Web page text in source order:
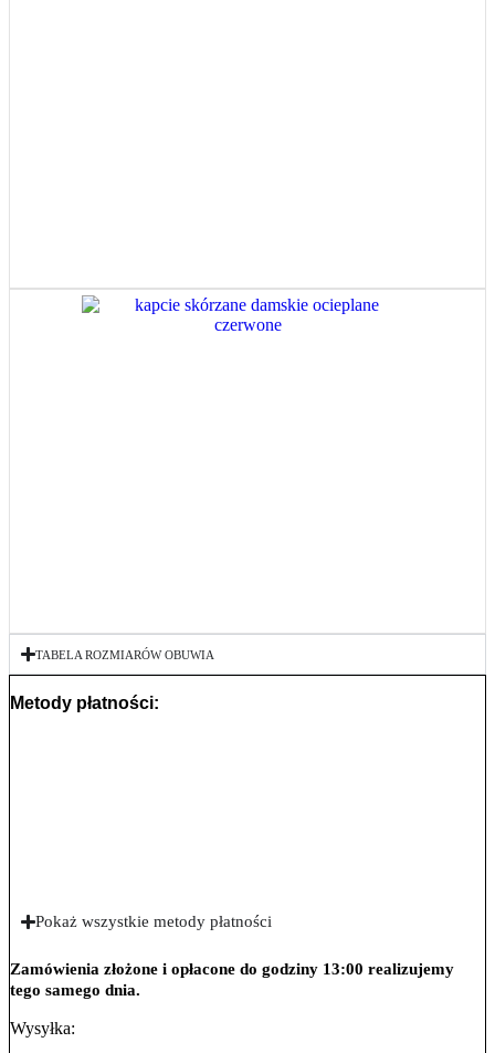
TABELA ROZMIARÓW OBUWIA
Metody płatności:
Pokaż wszystkie metody płatności
Zamówienia złożone i opłacone do godziny 13:00 realizujemy
tego samego dnia.
Wysyłka: